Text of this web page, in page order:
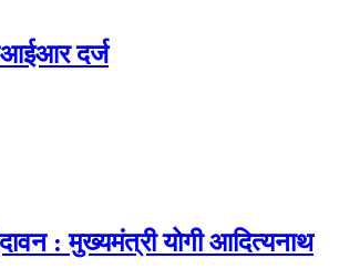
दर्ज
: मुख्यमंत्री योगी आदित्यनाथ